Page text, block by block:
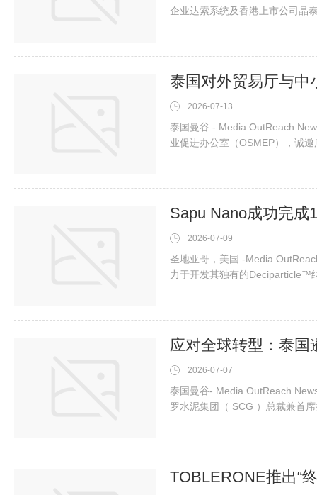
企业达索系统及香港上市公司晶
展，亦标志着理大的国际化发展
2026-07-13
泰国曼谷 - Media OutReach
业促进办公室（OSMEP），诚
商，展示并销售优质泰国大米及
2026-07-09
圣地亚哥，美国 -Media
力于开发其独有的Deciparticle™
方案规定的28天剂量限制性毒性
2026-07-07
泰国曼谷- Media OutReach
罗水泥集团（ SCG ）总裁兼首
人口、贸易互联互通及投资流动